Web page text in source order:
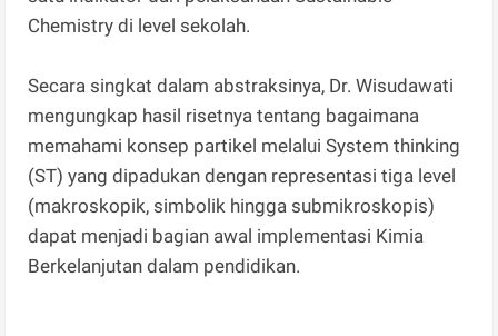
Chemistry di level sekolah.
Secara singkat dalam abstraksinya, Dr. Wisudawati
mengungkap hasil risetnya tentang bagaimana
memahami konsep partikel melalui System thinking
(ST) yang dipadukan dengan representasi tiga level
(makroskopik, simbolik hingga submikroskopis)
dapat menjadi bagian awal implementasi Kimia
Berkelanjutan dalam pendidikan.